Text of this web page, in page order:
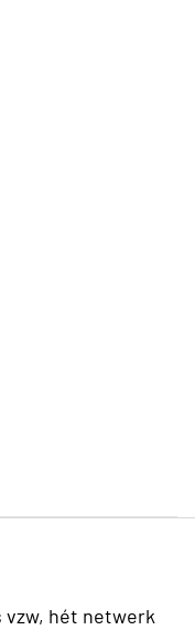
vzw, hét netwerk